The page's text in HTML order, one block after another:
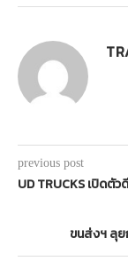
previous post
UD TRUCKS เปิดตัว
ขนส่งฯ ลุย